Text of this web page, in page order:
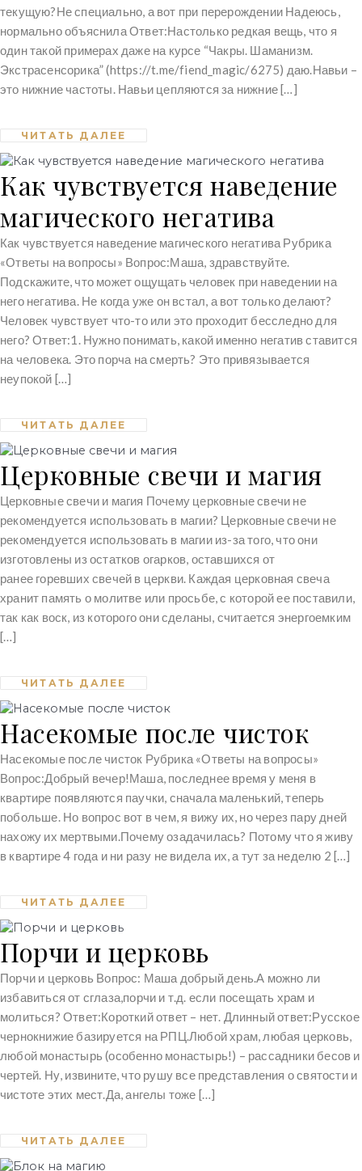
текущую?Не специально, а вот при перерождении Надеюсь,
нормально объяснила Ответ:Настолько редкая вещь, что я
один такой примерах даже на курсе “Чакры. Шаманизм.
Экстрасенсорика” (https://t.me/fiend_magic/6275) даю.Навьи –
это нижние частоты. Навьи цепляются за нижние […]
ЧИТАТЬ ДАЛЕЕ
Как чувствуется наведение
магического негатива
Как чувствуется наведение магического негатива Рубрика
«Ответы на вопросы» Вопрос:Маша, здравствуйте.
Подскажите, что может ощущать человек при наведении на
него негатива. Не когда уже он встал, а вот только делают?
Человек чувствует что-то или это проходит бесследно для
него? Ответ:1. Нужно понимать, какой именно негатив ставится
на человека. Это порча на смерть? Это привязывается
неупокой […]
ЧИТАТЬ ДАЛЕЕ
Церковные свечи и магия
Церковные свечи и магия Почему церковные свечи не
рекомендуется использовать в магии? Церковные свечи не
рекомендуется использовать в магии из-за того, что они
изготовлены из остатков огарков, оставшихся от
ранее горевших свечей в церкви. Каждая церковная свеча
хранит память о молитве или просьбе, с которой ее поставили,
так как воск, из которого они сделаны, считается энергоемким
[…]
ЧИТАТЬ ДАЛЕЕ
Насекомые после чисток
Насекомые после чисток Рубрика «Ответы на вопросы»
Вопрос:Добрый вечер!Маша, последнее время у меня в
квартире появляются паучки, сначала маленький, теперь
побольше. Но вопрос вот в чем, я вижу их, но через пару дней
нахожу их мертвыми.Почему озадачилась? Потому что я живу
в квартире 4 года и ни разу не видела их, а тут за неделю 2 […]
ЧИТАТЬ ДАЛЕЕ
Порчи и церковь
Порчи и церковь Вопрос: Маша добрый день.А можно ли
избавиться от сглаза,порчи и т.д. если посещать храм и
молиться? Ответ:Короткий ответ – нет. Длинный ответ:Русское
чернокнижие базируется на РПЦ.Любой храм, любая церковь,
любой монастырь (особенно монастырь!) – рассадники бесов и
чертей. Ну, извините, что рушу все представления о святости и
чистоте этих мест.Да, ангелы тоже […]
ЧИТАТЬ ДАЛЕЕ